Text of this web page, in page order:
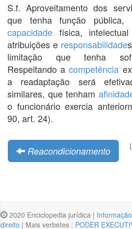
S.f. Aproveitamento dos
que tenha função
capacidade física,
atribuições e responsabilidade
limitação que tenha
Respeitando acompetência
a readaptação será
similares, que tenham
o funcionário exercia
90, art. 24).
Reacondicionamento |
2020 Enciclopedia jurídica |
direito | Mais verbetes : PODER